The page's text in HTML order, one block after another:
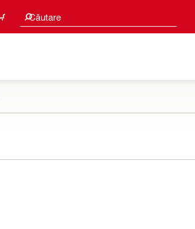
Căutare
Caută sugestii